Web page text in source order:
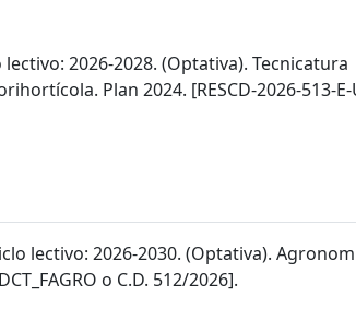
lectivo: 2026-2028. (Optativa). Tecnicatura
Plan 2024. [RESCD-2026-513-E-
lectivo: 2026-2030. (Optativa).
o C.D. 512/2026].